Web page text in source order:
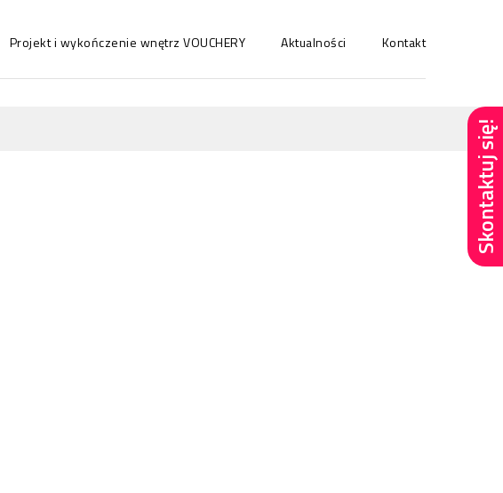
Skontaktuj się!
Projekt i wykończenie wnętrz VOUCHERY Aktualności Kontakt